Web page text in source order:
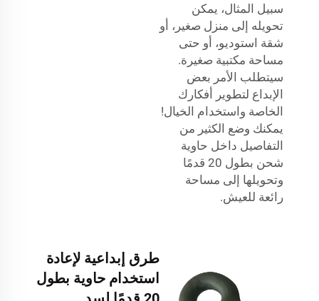
سبيل المثال، يمكن
تحويله إلى منزل صغير، أو
شقة استوديو، أو حتى
مساحة مكتبية صغيرة.
سيتطلب الأمر بعض
الإبداع لتطوير أفكارك
الخاصة واستخدام الخيال!
يمكنك وضع الكثير من
التفاصيل داخل حاوية
شحن بطول 20 قدمًا
وتحويلها إلى مساحة
رائعة للعيش.
طرق إبداعية لإعادة
استخدام حاوية بطول